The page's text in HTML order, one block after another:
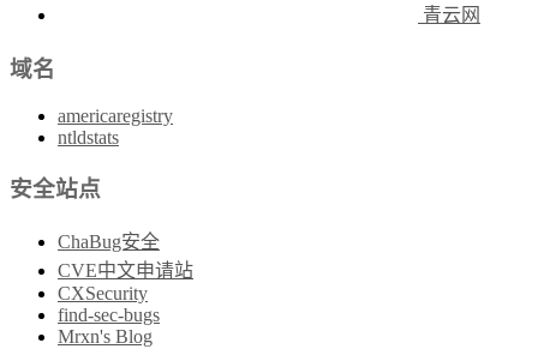
青云网
域名
americaregistry
ntldstats
安全站点
ChaBug安全
CVE中文申请站
CXSecurity
find-sec-bugs
Mrxn's Blog